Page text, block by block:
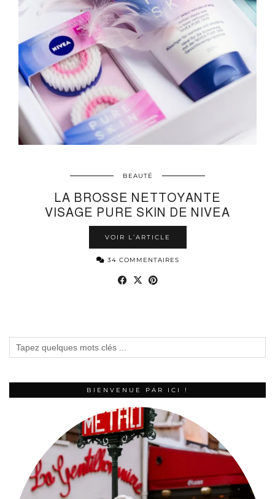
BEAUTÉ
LA BROSSE NETTOYANTE
VISAGE PURE SKIN DE NIVEA
VOIR L’ARTICLE
34 COMMENTAIRES
BIENVENUE PAR ICI !